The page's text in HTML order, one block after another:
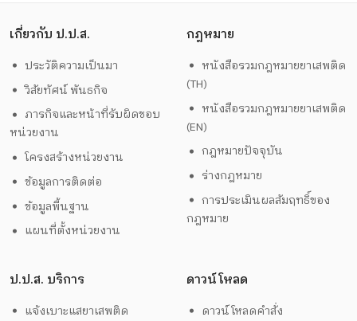
เกี่ยวกับ ป.ป.ส.
ประวัติความเป็นมา
วิสัยทัศน์ พันธกิจ
ภารกิจและหน้าที่รับผิดชอบ
หน่วยงาน
โครงสร้างหน่วยงาน
ข้อมูลการติดต่อ
ข้อมูลพื้นฐาน
แผนที่ตั้งหน่วยงาน
กฎหมาย
หนังสือรวมกฎหมายยาเสพติด
(TH)
หนังสือรวมกฎหมายยาเสพติด
(EN)
กฎหมายปัจจุบัน
ร่างกฎหมาย
การประเมินผลสัมฤทธิ์ของ
กฎหมาย
ป.ป.ส. บริการ
แจ้งเบาะแสยาเสพติด
ดาวน์โหลด
ดาวน์โหลดคำสั่ง